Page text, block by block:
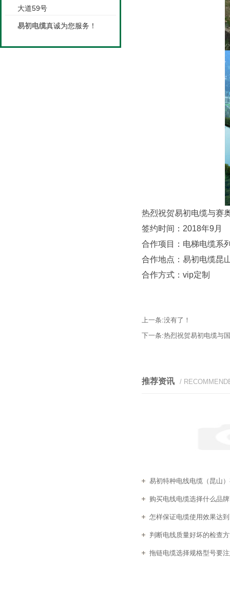
大道59号
易初电缆真诚为您服务！
热烈祝贺易初电缆与赛
签约时间：2018年9月
合作项目：电梯电缆系
合作地点：易初电缆昆
合作方式：vip定制
上一条:没有了！
下一条:热烈祝贺易初电缆与
推荐资讯 /
易初特种电线电缆（昆山
购买电线电缆选择什么品
怎样保证电缆使用效果达
判断电线质量好坏的检查
拖链电缆选择规格型号要